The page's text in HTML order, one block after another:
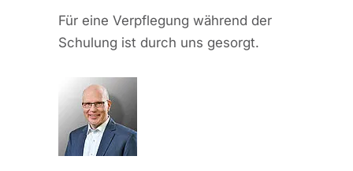
Für eine Verpflegung während der
Schulung ist durch uns gesorgt.